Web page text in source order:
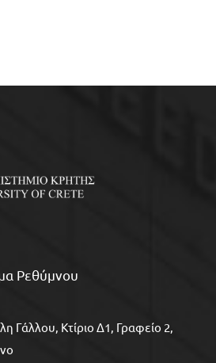
Ρεθύμνου
Γάλλου, Kτίριο Δ1, Γραφείο 2,